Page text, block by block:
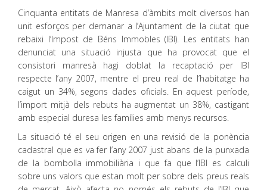
Cinquanta entitats de Manresa d’àmbits molt diversos han
unit esforços per demanar a l’Ajuntament de la ciutat que
rebaixi l’Impost de Béns Immobles (IBI). Les entitats han
denunciat una situació injusta que ha provocat que el
consistori manresà hagi doblat la recaptació per IBI
respecte l’any 2007, mentre el preu real de l’habitatge ha
caigut un 34%, segons dades oficials. En aquest període,
l’import mitjà dels rebuts ha augmentat un 38%, castigant
amb especial duresa les famílies amb menys recursos.
La situació té el seu origen en una revisió de la ponència
cadastral que es va fer l’any 2007 just abans de la punxada
de la bombolla immobiliària i que fa que l’IBI es calculi
sobre uns valors que estan molt per sobre dels preus reals